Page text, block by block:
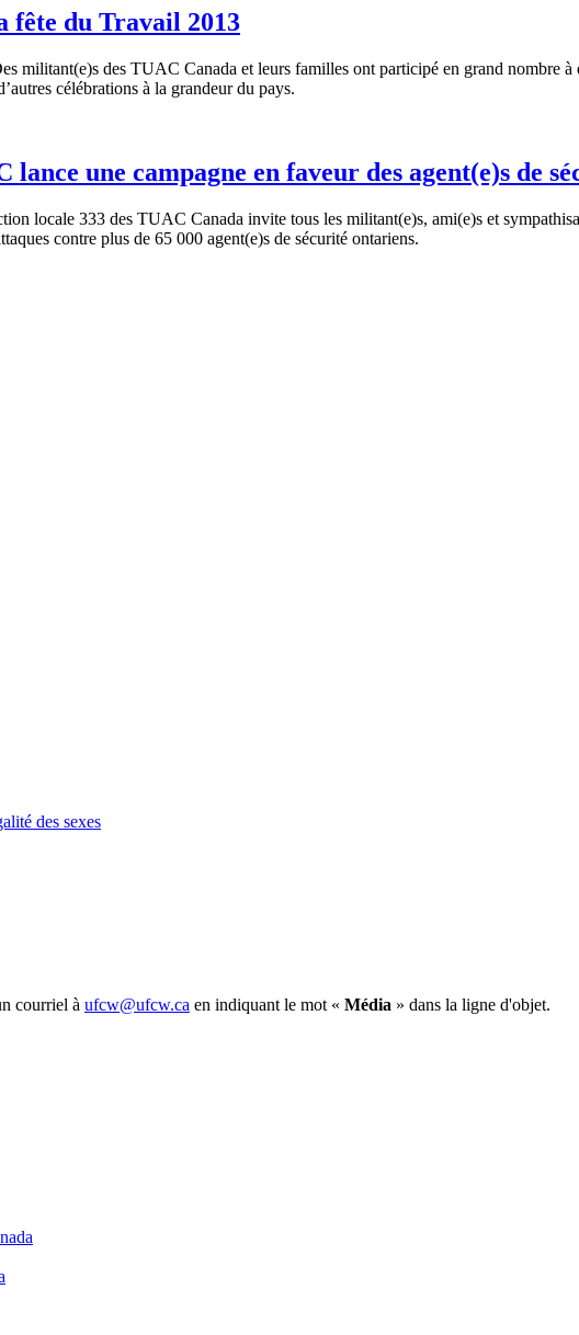
fête du Travail 2013
militant(e)s des TUAC Canada et leurs familles ont participé en grand nombre
célébrations à la grandeur du pays.
lance une campagne en faveur des agent(e)s de
locale 333 des TUAC Canada invite tous les militant(e)s, ami(e)s et
contre plus de 65 000 agent(e)s de sécurité ontariens.
des sexes
courriel à ufcw@ufcw.ca en indiquant le mot « Média » dans la ligne d'objet.